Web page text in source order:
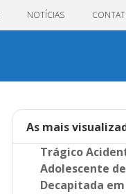
NOTÍCIAS
As mais
Trágico
Adolescente
Decapitada